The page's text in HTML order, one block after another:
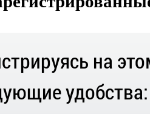
на
удобства: